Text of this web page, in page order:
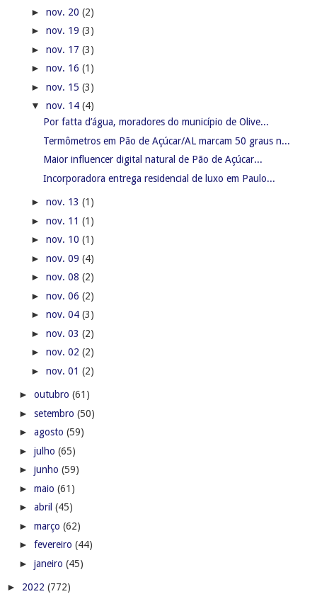
► nov. 20 (2)
► nov. 19 (3)
► nov. 17 (3)
► nov. 16 (1)
► nov. 15 (3)
▼ nov. 14 (4)
Por fatta d’água, moradores do município de Olive...
Termômetros em Pão de Açúcar/AL marcam 50 graus n...
Maior influencer digital natural de Pão de Açúcar...
Incorporadora entrega residencial de luxo em Paulo...
► nov. 13 (1)
► nov. 11 (1)
► nov. 10 (1)
► nov. 09 (4)
► nov. 08 (2)
► nov. 06 (2)
► nov. 04 (3)
► nov. 03 (2)
► nov. 02 (2)
► nov. 01 (2)
► outubro (61)
► setembro (50)
► agosto (59)
► julho (65)
► junho (59)
► maio (61)
► abril (45)
► março (62)
► fevereiro (44)
► janeiro (45)
► 2022 (772)